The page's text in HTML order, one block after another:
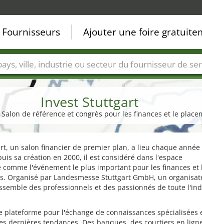
Invest Stuttgart
de référence et congrès pour les finances et le
un salon financier de premier plan, a lieu chaque année
sa création en 2000, il est considéré dans l'espace
comme l'événement le plus important pour les finances et
Organisé par Landesmesse Stuttgart GmbH, un
des professionnels et des passionnés de toute
plateforme pour l'échange de connaissances spécialisées
Fournisseurs Ajouter une foire
Secteurs de foire Secteurs du fournisseur de